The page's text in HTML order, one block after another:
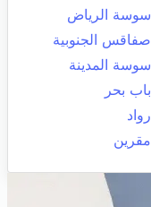
سوسة الرياض
صفاقس الجنوبية
سوسة المدينة
باب بحر
رواد
مقرين